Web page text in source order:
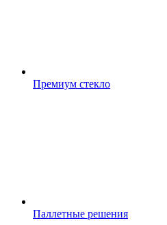
Премиум стекло
Паллетные решения